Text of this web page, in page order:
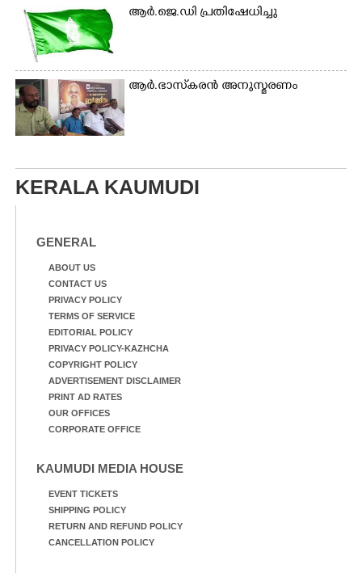
ആർ.ജെ.ഡി പ്രതിഷേധിച്ചു
ആർ.ഭാസ്‌കരൻ അനുസ്മരണം
KERALA KAUMUDI
GENERAL
ABOUT US
CONTACT US
PRIVACY POLICY
TERMS OF SERVICE
EDITORIAL POLICY
PRIVACY POLICY-KAZHCHA
COPYRIGHT POLICY
ADVERTISEMENT DISCLAIMER
PRINT AD RATES
OUR OFFICES
CORPORATE OFFICE
KAUMUDI MEDIA HOUSE
EVENT TICKETS
SHIPPING POLICY
RETURN AND REFUND POLICY
CANCELLATION POLICY